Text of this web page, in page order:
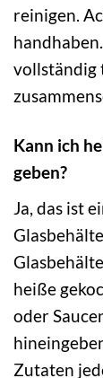
reinigen.
vollständig
Kann ich
geben?
Ja, das ist
heiße
oder
Zutaten